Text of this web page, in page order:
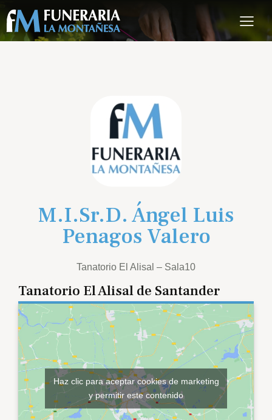
M.I.Sr.D. Ángel Luis
Penagos Valero
Tanatorio El Alisal – Sala10
Tanatorio El Alisal de Santander
Haz clic para aceptar cookies de marketing
y permitir este contenido